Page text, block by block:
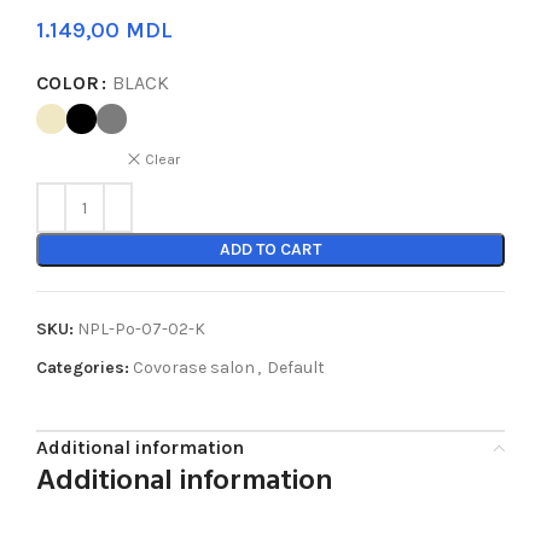
MDL
COLOR BLACK
Clear
ADD TO CART
SKU: NPL-Po-07-02-K
Categories: Covorase salon , Default
Additional information
Additional information